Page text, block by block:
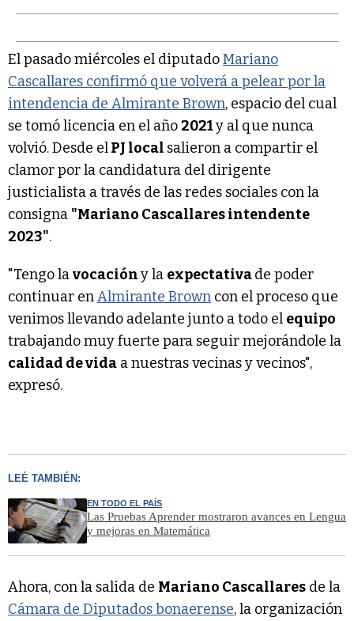
El pasado miércoles el diputadoMariano
Cascallares confirmó que volverá a pelear por la
intendencia de Almirante Brown, espacio del cual
se tomó licencia en el año 2021y al que nunca
volvió. Desde elPJ local salieron a compartir el
clamor por la candidatura del dirigente
justicialista a través de las redes sociales con la
consigna "Mariano Cascallares intendente
2023".
"Tengo lavocacióny la expectativade poder
continuar enAlmirante Brown con el proceso que
venimos llevando adelante junto a todo el equipo
trabajando muy fuerte para seguir mejorándole la
calidad de vida a nuestras vecinas y vecinos",
expresó.
LEÉ TAMBIÉN:
EN TODO EL PAÍS
Las Pruebas Aprender mostraron avances en Lengua
y mejoras en Matemática
Ahora, con la salida de Mariano Cascallares de la
Cámara de Diputados bonaerense, la organización